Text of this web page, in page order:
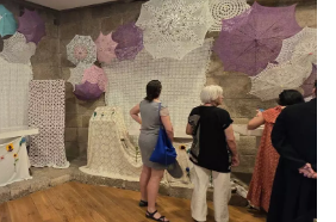
da positivo en